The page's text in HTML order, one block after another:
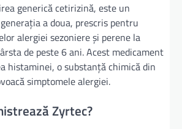
generică cetirizină, este un
a doua, prescris pentru
alergiei sezoniere și perene la
de peste 6 ani. Acest medicament
histaminei, o substanță chimică din
simptomele alergiei.
Zyrtec?